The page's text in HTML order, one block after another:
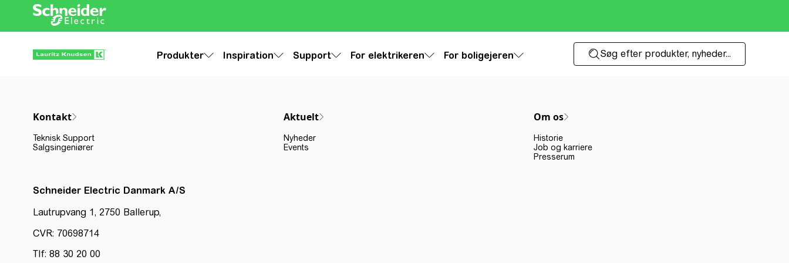
Produkter Inspiration Support For elektrikeren For boligejeren Søg efter produkter, nyheder...
Kontakt
Teknisk Support
Salgsingeniører
Aktuelt
Nyheder
Events
Om os
Historie
Job og karriere
Presserum
Schneider Electric Danmark A/S
Lautrupvang 1, 2750 Ballerup,
CVR: 70698714
Tlf: 88 30 20 00